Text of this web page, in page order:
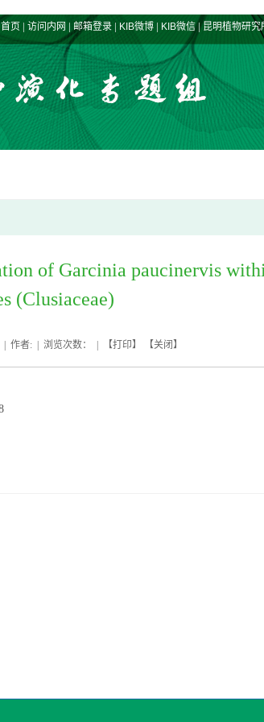
首页 | 访问内网 | 邮箱登录 | KIB微博 | KIB微信|昆明植物研究
of Garcinia paucinervis
(Clusiaceae)
| 作者: | 浏览次数： | 【打印】 【关闭 】